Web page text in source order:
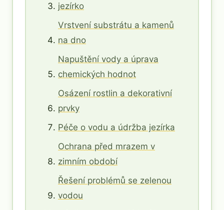
jezírko
Vrstvení substrátu a kamenů
na dno
Napuštění vody a úprava
chemických hodnot
Osázení rostlin a dekorativní
prvky
Péče o vodu a údržba jezírka
Ochrana před mrazem v
zimním období
Řešení problémů se zelenou
vodou